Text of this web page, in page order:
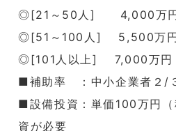
◎[21～50人] 4,000万円
◎[51～100人] 5,500万円
◎[101人以上] 7,000万円
■補助率 ：中小企業者２/
■設備投資：単価100万円（
資が必要